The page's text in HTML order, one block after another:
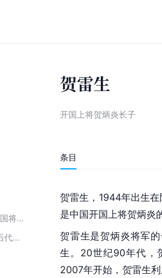
中国人民解放军开国将领家属
2009年出席红军后代向桑植县援建中国工农红军廖汉生红军小学捐赠仪式的红军后代代表
贺雷生
开国上将贺炳炎长子
条目
贺雷生，1944年出生
是中国开国上将贺炳炎
贺雷生是贺炳炎将军
生。20世纪90年代，
2007年开始，贺雷生